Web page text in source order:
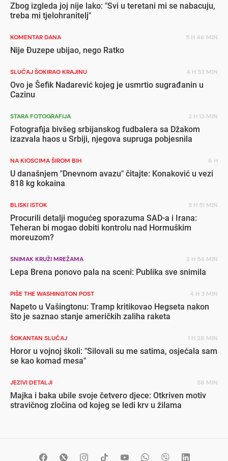
Zbog izgleda joj nije lako: "Svi u teretani mi se nabacuju,
treba mi tjelohranitelj"
KOMENTAR DANA 5 H 46 MIN
Nije Đuzepe ubijao, nego Ratko
SLUČAJ ŠOKIRAO KRAJINU 4 H 53 MIN
Ovo je Šefik Nadarević kojeg je usmrtio sugrađanin u
Cazinu
STARA FOTOGRAFIJA 2 H 13 MIN
Fotografija bivšeg srbijanskog fudbalera sa Džakom
izazvala haos u Srbiji, njegova supruga pobjesnila
NA KIOSCIMA ŠIROM BIH 6 H
U današnjem "Dnevnom avazu" čitajte: Konaković u vezi
818 kg kokaina
BLISKI ISTOK 5 H 51 MIN
Procurili detalji mogućeg sporazuma SAD-a i Irana:
Teheran bi mogao dobiti kontrolu nad Hormuškim
moreuzom?
SNIMAK KRUŽI MREŽAMA 2 H 54 MIN
Lepa Brena ponovo pala na sceni: Publika sve snimila
PIŠE THE WASHINGTON POST 4 H 3 MIN
Napeto u Vašingtonu: Tramp kritikovao Hegseta nakon
što je saznao stanje američkih zaliha raketa
ŠOKANTAN SLUČAJ 1 H 28 MIN
Horor u vojnoj školi: "Silovali su me satima, osjećala sam
se kao komad mesa"
JEZIVI DETALJI 58 MIN
Majka i baka ubile svoje četvero djece: Otkriven motiv
stravičnog zločina od kojeg se ledi krv u žilama